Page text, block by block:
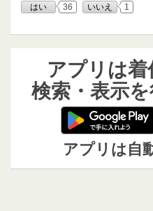
はい
36 いいえ 1
アプリは
検索・表示
アプリは自